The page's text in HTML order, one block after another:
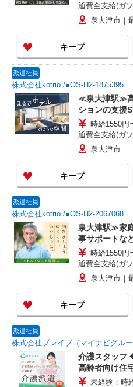
通費全支給(ガ
泉大津市｜
キープ
派遣社員
株式会社kotrio /●OS-H2-1875395
≪泉大津駅≫高
ションの支援
時給1550
通費全支給(ガ
泉大津市
キープ
派遣社員
株式会社kotrio /●OS-H2-2067068
泉大津駅≫家
事サポートな
時給1550
通費全支給(ガ
泉大津市｜
キープ
派遣社員
株式会社ブレイブ（マイナビグル
介護スタッフ
高齢者向け住
務先から選べ
未経験：時